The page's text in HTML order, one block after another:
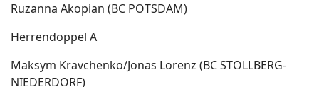
Ruzanna Akopian (BC POTSDAM)
Herrendoppel A
Maksym Kravchenko/Jonas Lorenz (BC STOLLBERG-
NIEDERDORF)